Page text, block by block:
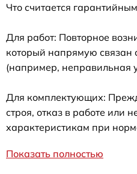
Что считается
Для работ: Повторное
который напрямую связан
(например, неправильная
Для комплектующих:
строя, отказ в работе или
характеристикам при
Показать полностью